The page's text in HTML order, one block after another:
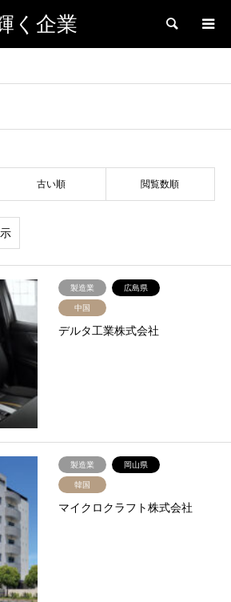
く企業 検索
古い順 閲覧数順
製造業 広島県
中国
デルタ工業株式会社
製造業 岡山県
韓国
マイクロクラフト株式会社